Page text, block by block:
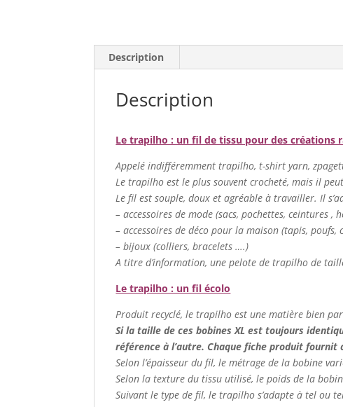
Description
Description
Le trapilho : un fil de tissu pour des créations
Appelé indifféremment trapilho, t-shirt yarn,
Le trapilho est le plus souvent crocheté, mais il
Le fil est souple, doux et agréable à travailler. Il
– accessoires de mode (sacs, pochettes, ceintures ,
– accessoires de déco pour la maison (tapis, poufs,
– bijoux (colliers, bracelets ….)
A titre d’information, une pelote de trapilho de
Le trapilho : un fil écolo
Produit recyclé, le trapilho est une matière bien
Si la taille de ces bobines XL est toujours
référence à l’autre. Chaque fiche produit fournit
Selon l’épaisseur du fil, le métrage de la bobine
Selon la texture du tissu utilisé, le poids de la
Suivant le type de fil, le trapilho s’adapte à tel ou